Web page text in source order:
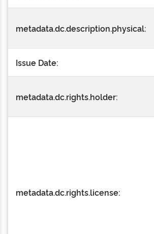
metadata.dc.description.physical:
Issue Date:
metadata.dc.rights.holder:
metadata.dc.rights.license: